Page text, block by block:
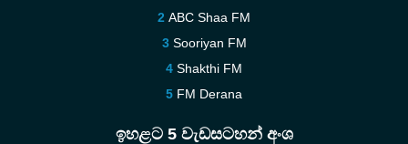
ABC Shaa FM
Sooriyan FM
Shakthi FM
FM Derana
ඉහළට 5 වැඩසටහන් අංශ